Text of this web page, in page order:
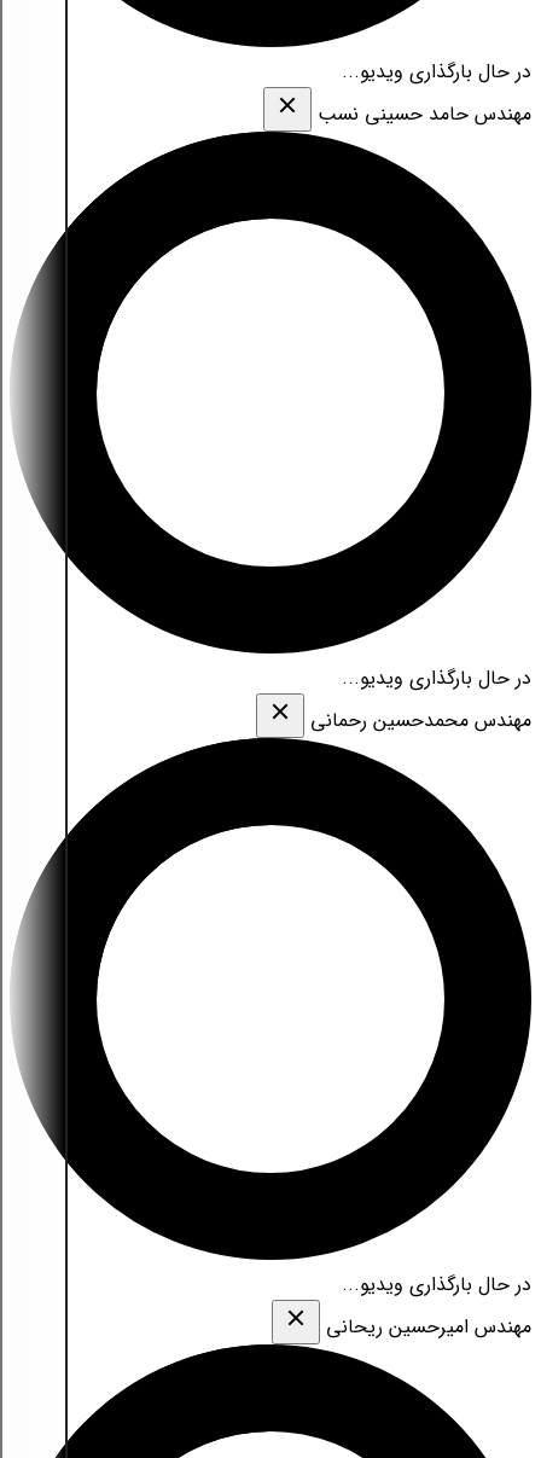
در حال بارگذاری ویدیو...
مهندس حامد حسینی نسب
در حال بارگذاری ویدیو...
مهندس محمدحسین رحمانی
در حال بارگذاری ویدیو...
مهندس امیرحسین ریحانی